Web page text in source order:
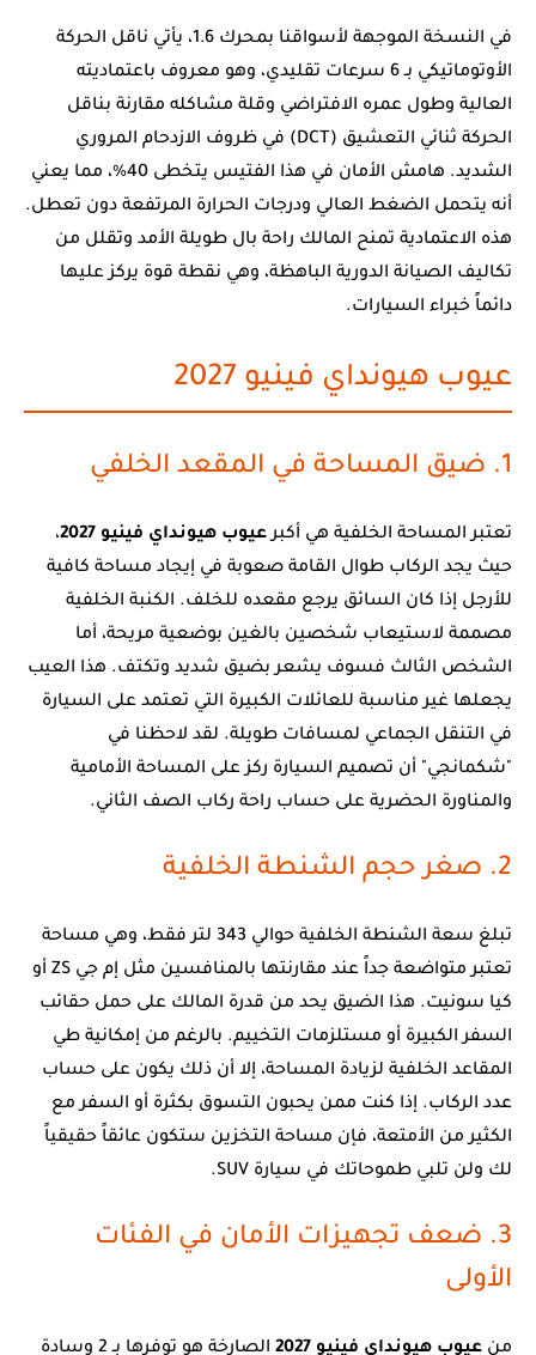
في النسخة الموجهة لأسواقنا بمحرك 1.6، يأتي ناقل الحركة
الأوتوماتيكي بـ 6 سرعات تقليدي، وهو معروف باعتماديته
العالية وطول عمره الافتراضي وقلة مشاكله مقارنة بناقل
الحركة ثنائي التعشيق (DCT) في ظروف الازدحام المروري
الشديد. هامش الأمان في هذا الفتيس يتخطى 40%، مما يعني
أنه يتحمل الضغط العالي ودرجات الحرارة المرتفعة دون تعطل.
هذه الاعتمادية تمنح المالك راحة بال طويلة الأمد وتقلل من
تكاليف الصيانة الدورية الباهظة، وهي نقطة قوة يركز عليها
دائماً خبراء السيارات.
عيوب هيونداي فينيو 2027
1. ضيق المساحة في المقعد الخلفي
تعتبر المساحة الخلفية هي أكبرعيوب هيونداي فينيو 2027
،
حيث يجد الركاب طوال القامة صعوبة في إيجاد مساحة كافية
للأرجل إذا كان السائق يرجع مقعده للخلف. الكنبة الخلفية
مصممة لاستيعاب شخصين بالغين بوضعية مريحة، أما
الشخص الثالث فسوف يشعر بضيق شديد وتكتف. هذا العيب
يجعلها غير مناسبة للعائلات الكبيرة التي تعتمد على السيارة
في التنقل الجماعي لمسافات طويلة. لقد لاحظنا في
"شكمانجي" أن تصميم السيارة ركز على المساحة الأمامية
والمناورة الحضرية على حساب راحة ركاب الصف الثاني.
2. صغر حجم الشنطة الخلفية
تبلغ سعة الشنطة الخلفية حوالي 343 لتر فقط، وهي مساحة
تعتبر متواضعة جداً عند مقارنتها بالمنافسين مثل إم جي ZS أو
كيا سونيت. هذا الضيق يحد من قدرة المالك على حمل حقائب
السفر الكبيرة أو مستلزمات التخييم. بالرغم من إمكانية طي
المقاعد الخلفية لزيادة المساحة، إلا أن ذلك يكون على حساب
عدد الركاب. إذا كنت ممن يحبون التسوق بكثرة أو السفر مع
الكثير من الأمتعة، فإن مساحة التخزين ستكون عائقاً حقيقياً
لك ولن تلبي طموحاتك في سيارة SUV.
3. ضعف تجهيزات الأمان في الفئات
الأولى
من عيوب هيونداي فينيو 2027 الصارخة هو توفرها بـ 2 وسادة